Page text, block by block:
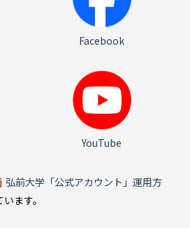
Facebook
YouTube
弘前大学「公式アカウント」運用方
ます。